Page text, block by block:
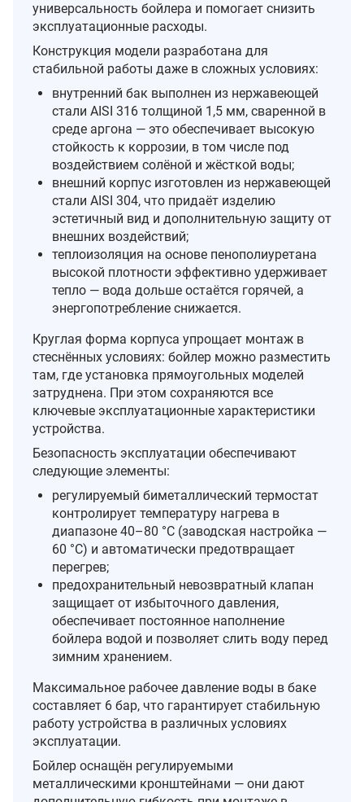
универсальность бойлера и помогает снизить
эксплуатационные расходы.
Конструкция модели разработана для
стабильной работы даже в сложных условиях:
внутренний бак выполнен из нержавеющей
стали AISI 316 толщиной 1,5 мм, сваренной в
среде аргона — это обеспечивает высокую
стойкость к коррозии, в том числе под
воздействием солёной и жёсткой воды;
внешний корпус изготовлен из нержавеющей
стали AISI 304, что придаёт изделию
эстетичный вид и дополнительную защиту от
внешних воздействий;
теплоизоляция на основе пенополиуретана
высокой плотности эффективно удерживает
тепло — вода дольше остаётся горячей, а
энергопотребление снижается.
Круглая форма корпуса упрощает монтаж в
стеснённых условиях: бойлер можно разместить
там, где установка прямоугольных моделей
затруднена. При этом сохраняются все
ключевые эксплуатационные характеристики
устройства.
Безопасность эксплуатации обеспечивают
следующие элементы:
регулируемый биметаллический термостат
контролирует температуру нагрева в
диапазоне 40–80 °C (заводская настройка —
60 °C) и автоматически предотвращает
перегрев;
предохранительный невозвратный клапан
защищает от избыточного давления,
обеспечивает постоянное наполнение
бойлера водой и позволяет слить воду перед
зимним хранением.
Максимальное рабочее давление воды в баке
составляет 6 бар, что гарантирует стабильную
работу устройства в различных условиях
эксплуатации.
Бойлер оснащён регулируемыми
металлическими кронштейнами — они дают